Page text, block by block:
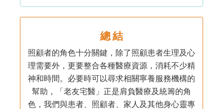
總 結
照顧者的角色十分關鍵，除了照顧患者生理及心
理需要外，更要整合各種醫療資源，消耗不少精
神和時間。必要時可以尋求相關寧養服務機構的
幫助，「老友宅醫」正是肩負醫療及統籌的角
色，我們與患者、照顧者、家人及其他身心靈專